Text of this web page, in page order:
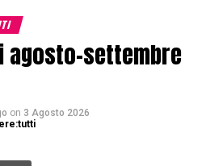
agosto-settembre
on 3 Agosto 2026